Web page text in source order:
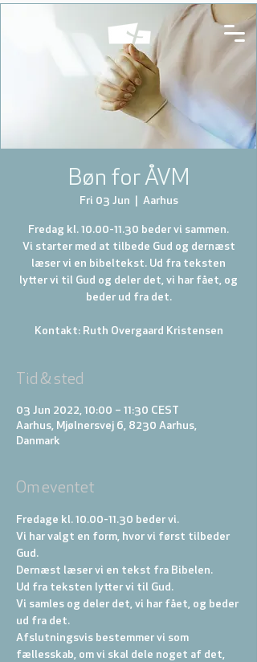
Bøn for ÅVM
Fri 03 Jun Aarhus
Fredag kl. 10.00-11.30 beder vi sammen.
Vi starter med at tilbede Gud og dernæst
læser vi en bibeltekst. Ud fra teksten
lytter vi til Gud og deler det, vi har fået, og
beder ud fra det.
Kontakt: Ruth Overgaard Kristensen
Tid & sted
03 Jun 2022, 10:00 – 11:30 CEST
Aarhus, Mjølnersvej 6, 8230 Aarhus,
Danmark
Om eventet
Fredage kl. 10.00-11.30 beder vi.
Vi har valgt en form, hvor vi først tilbeder
Gud.
Dernæst læser vi en tekst fra Bibelen.
Ud fra teksten lytter vi til Gud.
Vi samles og deler det, vi har fået, og beder
ud fra det.
Afslutningsvis bestemmer vi som
fællesskab, om vi skal dele noget af det,